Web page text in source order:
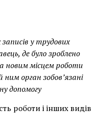
у трудових
де було зроблено
новим місцем роботи
орган зобов’язані
допомогу
роботи і інших видів